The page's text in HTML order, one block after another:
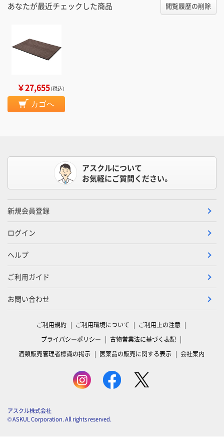
あなたが最近チェックした商品 閲覧履歴の削除
￥27,655（税込）
カゴへ
アスクルについて
お気軽にご質問ください。
新規会員登録
ログイン
ヘルプ
ご利用ガイド
お問い合わせ
ご利用規約 ご利用環境について
ご利用上の注意
プライバシーポリシー
古物営業法に基づく表記
酒類販売管理者標識の掲示
医薬品の販売に関する表示 会社案内
アスクル株式会社
© ASKUL Corporation. All rights reserved.